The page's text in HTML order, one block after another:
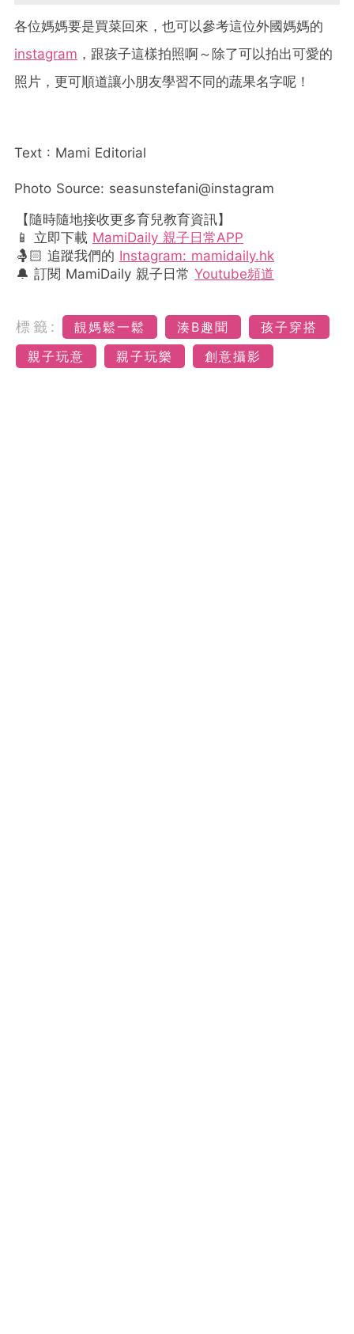
各位媽媽要是買菜回來，也可以參考這位外國媽媽的
instagram ，跟孩子這樣拍照啊～除了可以拍出可愛的
照片，更可順道讓小朋友學習不同的蔬果名字呢！
Text : Mami Editorial
Photo Source: seasunstefani@instagram
【隨時隨地接收更多育兒教育資訊】
📱 立即下載 MamiDaily 親子日常APP
🤱🏻 追蹤我們的 Instagram: mamidaily.hk
🔔 訂閱 MamiDaily 親子日常 Youtube頻道
標籤: 靚媽鬆一鬆 湊B趣聞
孩子穿搭
親子玩意
親子玩樂 創意攝影